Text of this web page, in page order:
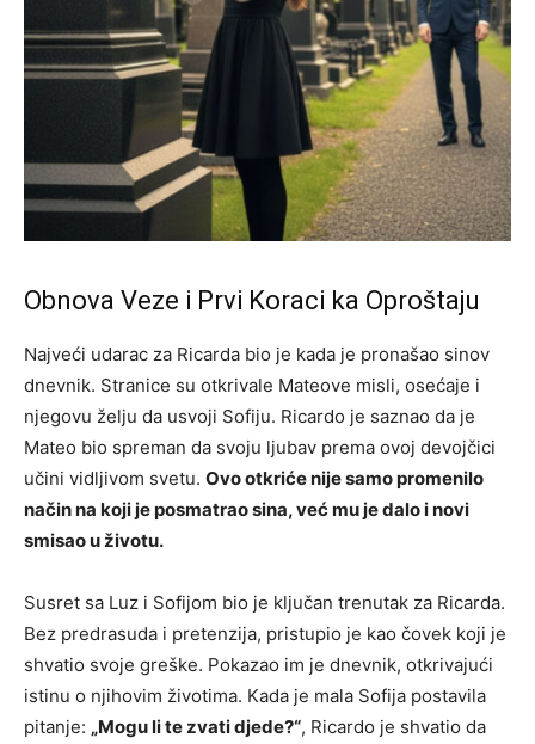
Obnova Veze i Prvi Koraci ka Oproštaju
Najveći udarac za Ricarda bio je kada je pronašao sinov
dnevnik. Stranice su otkrivale Mateove misli, osećaje i
njegovu želju da usvoji Sofiju. Ricardo je saznao da je
Mateo bio spreman da svoju ljubav prema ovoj devojčici
učini vidljivom svetu. Ovo otkriće nije samo promenilo
način na koji je posmatrao sina, već mu je dalo i novi
smisao u životu.
Susret sa Luz i Sofijom bio je ključan trenutak za Ricarda.
Bez predrasuda i pretenzija, pristupio je kao čovek koji je
shvatio svoje greške. Pokazao im je dnevnik, otkrivajući
istinu o njihovim životima. Kada je mala Sofija postavila
pitanje: „Mogu li te zvati djede?“, Ricardo je shvatio da